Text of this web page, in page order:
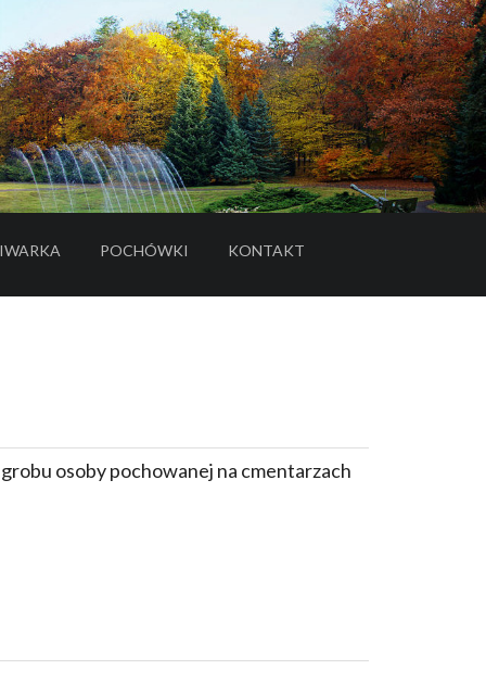
POCHÓWKI
- LINK DO SERWISU ZEWNĘTRZNEGO
KONTAKT
osoby pochowanej na cmentarzach